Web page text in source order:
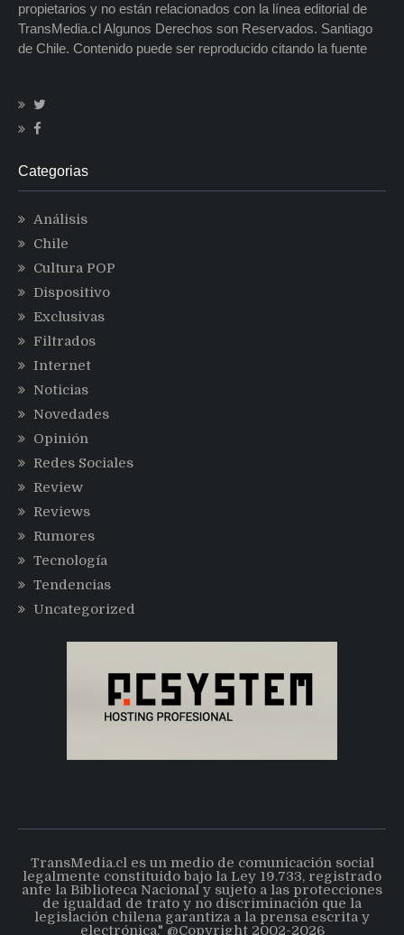
propietarios y no están relacionados con la línea editorial de
TransMedia.cl Algunos Derechos son Reservados. Santiago
de Chile. Contenido puede ser reproducido citando la fuente
Categorias
Análisis
Chile
Cultura POP
Dispositivo
Exclusivas
Filtrados
Internet
Noticias
Novedades
Opinión
Redes Sociales
Review
Reviews
Rumores
Tecnología
Tendencias
Uncategorized
TransMedia.cl es un medio de comunicación social
legalmente constituido bajo la Ley 19.733, registrado
ante la Biblioteca Nacional y sujeto a las protecciones
de igualdad de trato y no discriminación que la
legislación chilena garantiza a la prensa escrita y
electrónica." @Copyright 2002-2026